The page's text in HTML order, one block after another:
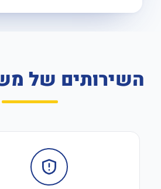
השירותים של